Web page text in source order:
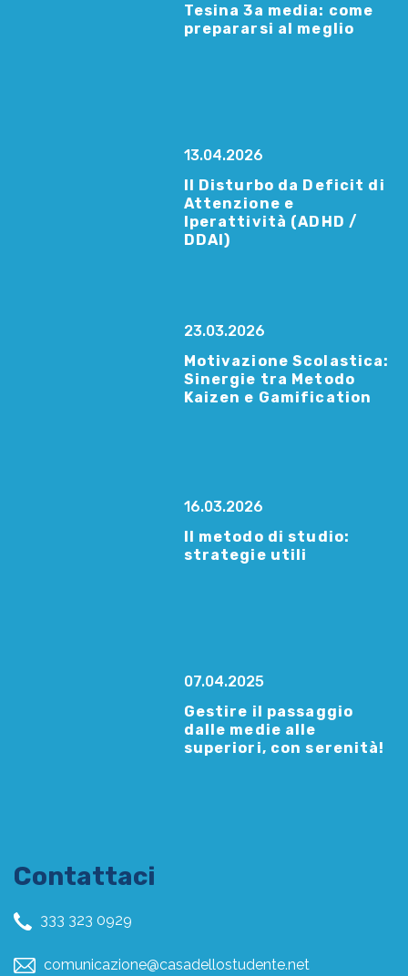
Tesina 3a media: come
prepararsi al meglio
13.04.2026
Il Disturbo da Deficit di
Attenzione e
Iperattività (ADHD /
DDAI)
23.03.2026
Motivazione Scolastica:
Sinergie tra Metodo
Kaizen e Gamification
16.03.2026
Il metodo di studio:
strategie utili
07.04.2025
Gestire il passaggio
dalle medie alle
superiori, con serenità!
Contattaci
333 323 0929
comunicazione@casadellostudente.net